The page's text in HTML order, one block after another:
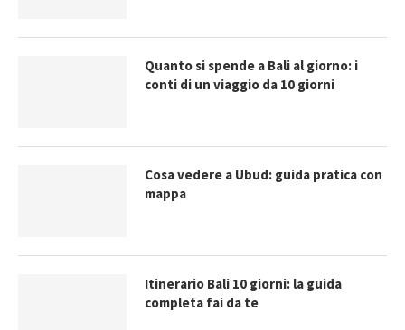
Quanto si spende a Bali al giorno: i
conti di un viaggio da 10 giorni
Cosa vedere a Ubud: guida pratica con
mappa
Itinerario Bali 10 giorni: la guida
completa fai da te